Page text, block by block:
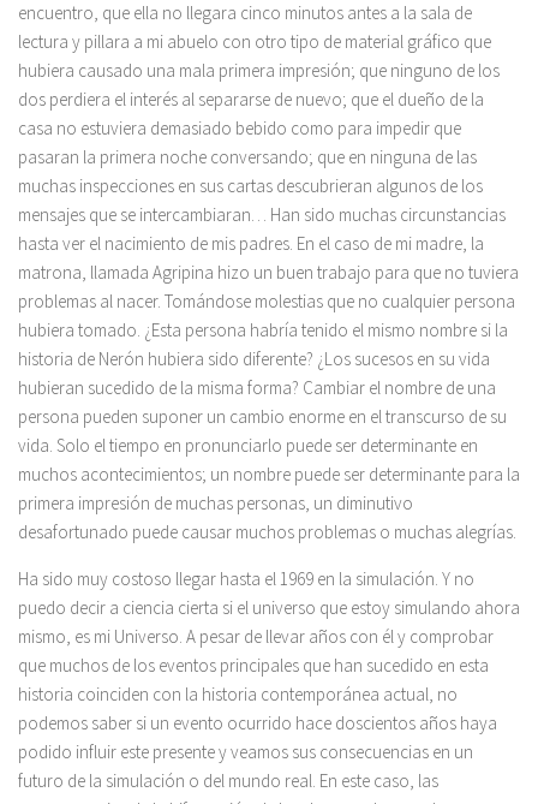
encuentro, que ella no llegara cinco minutos antes a la sala de
lectura y pillara a mi abuelo con otro tipo de material gráfico que
hubiera causado una mala primera impresión; que ninguno de los
dos perdiera el interés al separarse de nuevo; que el dueño de la
casa no estuviera demasiado bebido como para impedir que
pasaran la primera noche conversando; que en ninguna de las
muchas inspecciones en sus cartas descubrieran algunos de los
mensajes que se intercambiaran… Han sido muchas circunstancias
hasta ver el nacimiento de mis padres. En el caso de mi madre, la
matrona, llamada Agripina hizo un buen trabajo para que no tuviera
problemas al nacer. Tomándose molestias que no cualquier persona
hubiera tomado. ¿Esta persona habría tenido el mismo nombre si la
historia de Nerón hubiera sido diferente? ¿Los sucesos en su vida
hubieran sucedido de la misma forma? Cambiar el nombre de una
persona pueden suponer un cambio enorme en el transcurso de su
vida. Solo el tiempo en pronunciarlo puede ser determinante en
muchos acontecimientos; un nombre puede ser determinante para la
primera impresión de muchas personas, un diminutivo
desafortunado puede causar muchos problemas o muchas alegrías.
Ha sido muy costoso llegar hasta el 1969 en la simulación. Y no
puedo decir a ciencia cierta si el universo que estoy simulando ahora
mismo, es mi Universo. A pesar de llevar años con él y comprobar
que muchos de los eventos principales que han sucedido en esta
historia coinciden con la historia contemporánea actual, no
podemos saber si un evento ocurrido hace doscientos años haya
podido influir este presente y veamos sus consecuencias en un
futuro de la simulación o del mundo real. En este caso, las